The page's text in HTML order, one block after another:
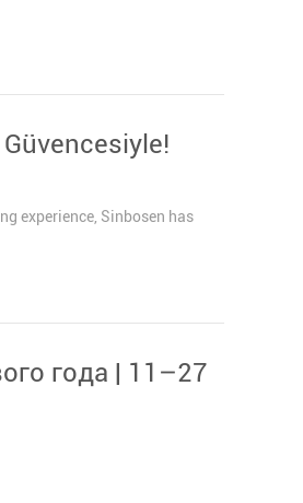
experience, Sinbosen has
года | 11–27